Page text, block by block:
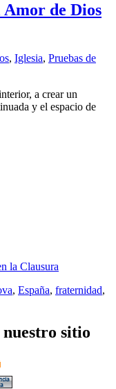
de Dios
, Iglesia, Pruebas de
a crear un
y el espacio de
la Clausura
, España, fraternidad,
sitio